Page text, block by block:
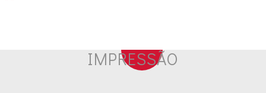
IMPRESSÃO